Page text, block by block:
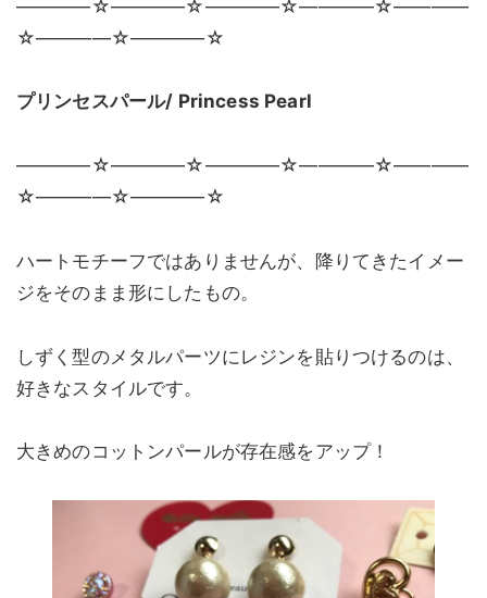
————☆————☆————☆————☆————
☆————☆————☆
プリンセスパール/ Princess Pearl
————☆————☆————☆————☆————
☆————☆————☆
ハートモチーフではありませんが、降りてきたイメー
ジをそのまま形にしたもの。
しずく型のメタルパーツにレジンを貼りつけるのは、
好きなスタイルです。
大きめのコットンパールが存在感をアップ！